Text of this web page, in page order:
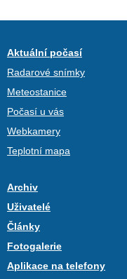
Aktuální počasí
Radarové snímky
Meteostanice
Počasí u vás
Webkamery
Teplotní mapa
Archiv
Uživatelé
Články
Fotogalerie
Aplikace na telefony